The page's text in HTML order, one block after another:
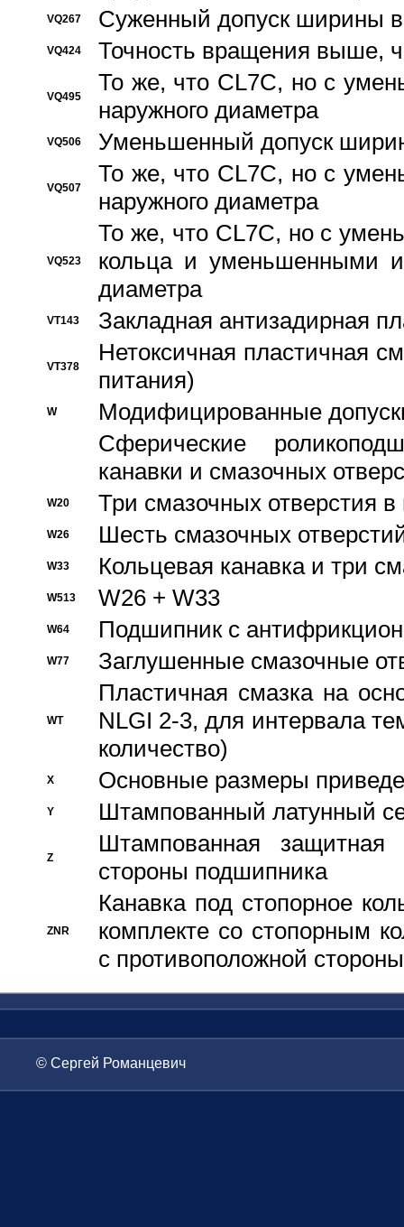
VQ267 Суженный допуск ширины
VQ424 Точность вращения выше,
VQ495
То же, что CL7C, но с
наружного диаметра
VQ506 Уменьшенный допуск
VQ507
То же, что CL7C, но с
наружного диаметра
VQ523
То же, что CL7C, но с
кольца и уменьшенными
диаметра
VT143 Закладная антизадирная
VT378
Нетоксичная пластичная
питания)
W
Модифицированные
Сферические
канавки и смазочных
W20 Три смазочных отверстия
W26 Шесть смазочных
W33 Кольцевая канавка и три
W513 W26 + W33
W64 Подшипник с
W77 Заглушенные смазочные
WT
Пластичная смазка на
NLGI 2-3, для интервала
количество)
X Основные размеры
Y Штампованный латунный
Z
Штампованная
стороны подшипника
ZNR
Канавка под стопорное
комплекте со стопорным
с противоположной стороны
© Сергей Романцевич